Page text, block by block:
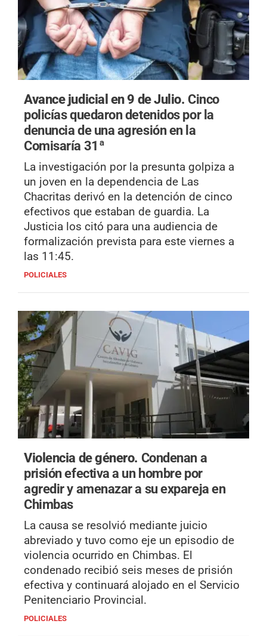
Avance judicial en 9 de Julio. Cinco
policías quedaron detenidos por la
denuncia de una agresión en la
Comisaría 31ª
La investigación por la presunta golpiza a
un joven en la dependencia de Las
Chacritas derivó en la detención de cinco
efectivos que estaban de guardia. La
Justicia los citó para una audiencia de
formalización prevista para este viernes a
las 11:45.
POLICIALES
Violencia de género. Condenan a
prisión efectiva a un hombre por
agredir y amenazar a su expareja en
Chimbas
La causa se resolvió mediante juicio
abreviado y tuvo como eje un episodio de
violencia ocurrido en Chimbas. El
condenado recibió seis meses de prisión
efectiva y continuará alojado en el Servicio
Penitenciario Provincial.
POLICIALES